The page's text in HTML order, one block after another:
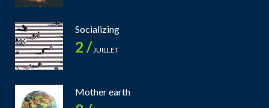
Socializing
2 /JUILLET
Mother earth